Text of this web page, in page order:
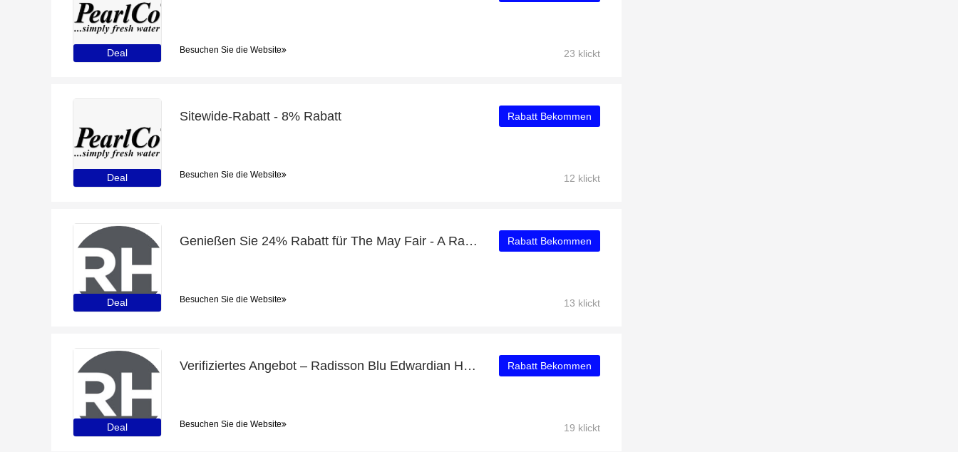
Deal Besuchen Sie die Website 23 klickt
Deal
Sitewide-Rabatt - 8% Rabatt
Besuchen Sie die Website
Rabatt Bekommen
12 klickt
Deal
Genießen Sie 24% Rabatt für The May Fair - A Radisson Collection Hotel
Besuchen Sie die Website
Rabatt Bekommen
13 klickt
Deal
Verifiziertes Angebot – Radisson Blu Edwardian Heathrow Hotel & Conference Centre London mit Rabatten von bis zu 14%
Besuchen Sie die Website
Rabatt Bekommen
19 klickt